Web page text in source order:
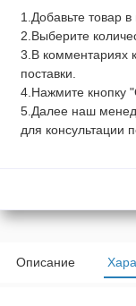
1.Добавьте товар в
2.Выберите
3.В комментариях
поставки.
4.Нажмите кнопку
5.Далее наш
для консультации
Описание